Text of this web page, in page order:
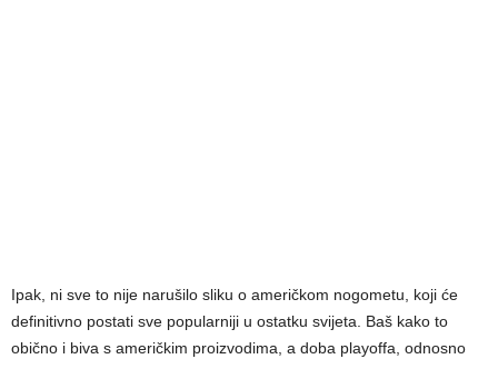
Ipak, ni sve to nije narušilo sliku o američkom nogometu, koji će
definitivno postati sve popularniji u ostatku svijeta. Baš kako to
obično i biva s američkim proizvodima, a doba playoffa, odnosno